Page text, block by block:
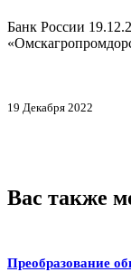
Банк России
19 Декабря 2022
Вас также
Преобразование